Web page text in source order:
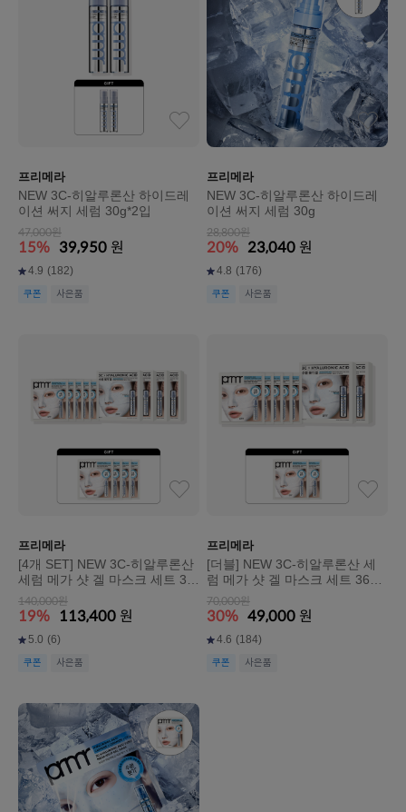
프리메라
NEW 3C-히알루론산 하이드레
이션 써지 세럼 30g*2입
47,000원
15% 39,950 원
4.9 (182)
쿠폰 사은품
프리메라
NEW 3C-히알루론산 하이드레
이션 써지 세럼 30g
28,800원
20% 23,040 원
4.8 (176)
쿠폰 사은품
프리메라
[4개 SET] NEW 3C-히알루론산
세럼 메가 샷 겔 마스크 세트 36
g*5매X4개(총 20매)
140,000원
19% 113,400 원
5.0 (6)
쿠폰 사은품
프리메라
[더블] NEW 3C-히알루론산 세
럼 메가 샷 겔 마스크 세트 36g*
5매X2개(총 10매)
70,000원
30% 49,000 원
4.6 (184)
쿠폰 사은품